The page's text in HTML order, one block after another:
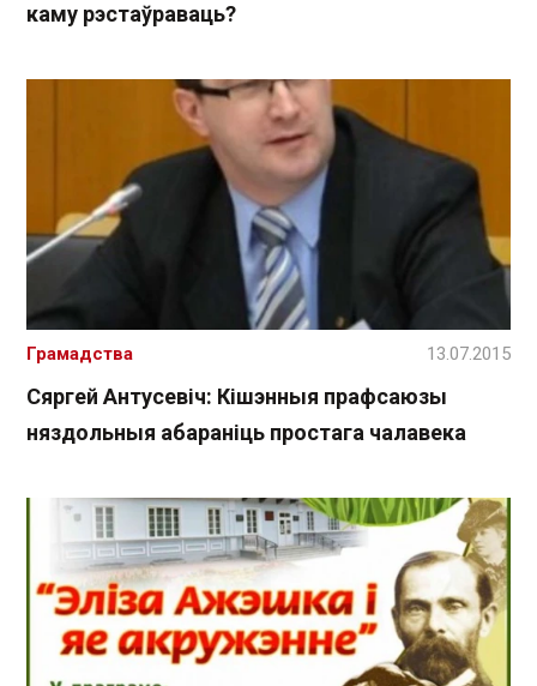
каму рэстаўраваць?
Сяргей Антусевіч: Кішэнныя прафсаюзы
няздольныя абараніць простага чалавека
Грамадства 13.07.2015